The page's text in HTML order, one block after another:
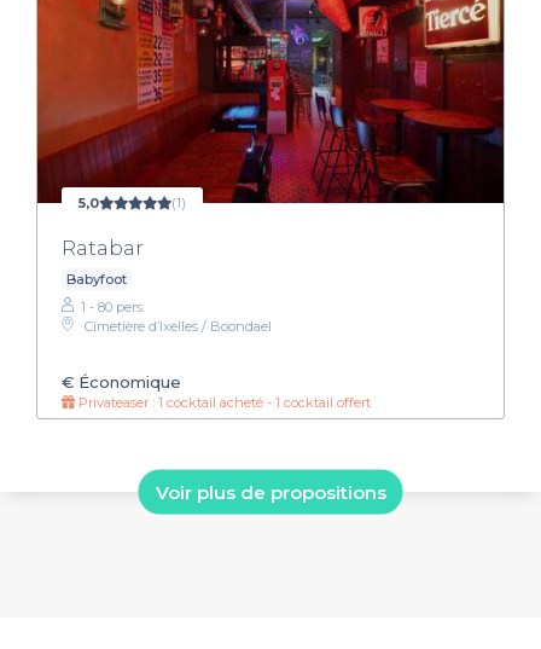
5,0 (1)
Ratabar
Babyfoot
1 - 80 pers.
Cimetière d’Ixelles / Boondael
€ Économique
Privateaser : 1 cocktail acheté - 1 cocktail offert
Voir plus de propositions